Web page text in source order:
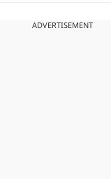
आसान तेज और बिना
ADVERTISEMENT